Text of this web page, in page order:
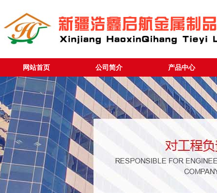
网站首页 公司简介 产品中心